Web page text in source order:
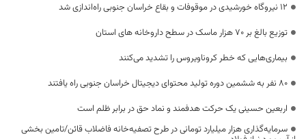
۱۲ نیروگاه خورشیدی در موقوفات و بقاع خراسان جنوبی راه‌اندازی شد
توزیع بالغ بر ۷۰ هزار ماسک در سطح داروخانه های استان
بیماری‌هایی که خطر کروناویروس را تشدید می‌کنند
۸۰ نفر به ششمین دوره تولید محتوای دیجیتال خراسان جنوبی راه یافتند
اربعین حسینی یک حرکت هدفمند و نماد حق در برابر ظلم است
سرمایه‌گذاری هزار میلیارد تومانی در طرح تصفیه‌خانه فاضلاب قائن/تامین بخشی